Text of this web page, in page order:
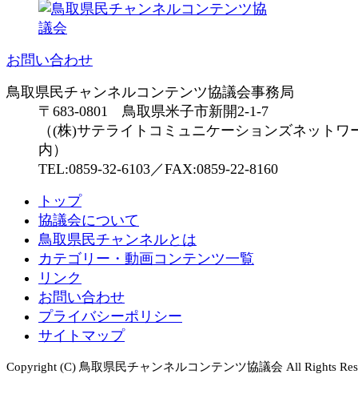
お問い合わせ
鳥取県民チャンネルコンテンツ協議会事務局
〒683-0801 鳥取県米子市新開2-1-7
（(株)サテライトコミュニケーションズネットワ
内）
TEL:0859-32-6103／FAX:0859-22-8160
トップ
協議会について
鳥取県民チャンネルとは
カテゴリー・動画コンテンツ一覧
リンク
お問い合わせ
プライバシーポリシー
サイトマップ
Copyright (C) 鳥取県民チャンネルコンテンツ協議会 All Rights